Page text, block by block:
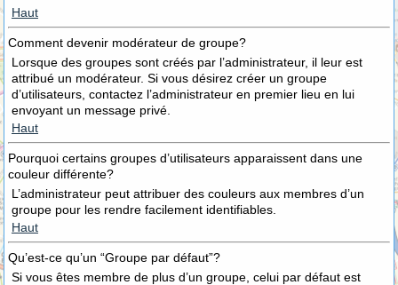
Haut
Comment devenir modérateur de groupe?
Lorsque des groupes sont créés par l’administrateur, il leur est
attribué un modérateur. Si vous désirez créer un groupe
d’utilisateurs, contactez l’administrateur en premier lieu en lui
envoyant un message privé.
Haut
Pourquoi certains groupes d’utilisateurs apparaissent dans une
couleur différente?
L’administrateur peut attribuer des couleurs aux membres d’un
groupe pour les rendre facilement identifiables.
Haut
Qu’est-ce qu’un “Groupe par défaut”?
Si vous êtes membre de plus d’un groupe, celui par défaut est